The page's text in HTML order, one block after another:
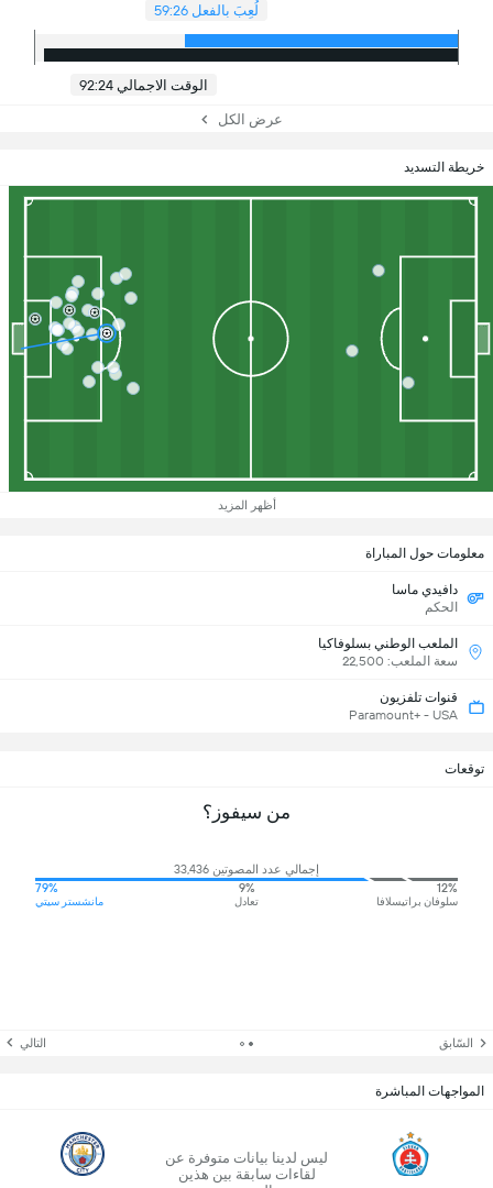
لُعِبَ بالفعل 59:26
الوقت الاجمالي 92:24
عرض الكل
خريطة التسديد
أظهر المزيد
معلومات حول المباراة
دافيدي ماسا
الحكم
الملعب الوطني بسلوفاكيا
سعة الملعب: 22,500
قنوات تلفزيون
Paramount+ - USA
توقعات
من سيفوز؟
إجمالي عدد المصوتين 33,436
12%
سلوفان براتيسلافا
9%
تعادل
79%
مانشستر سيتي
السّابق التالي
المواجهات المباشرة
ليس لدينا بيانات متوفرة عن
لقاءات سابقة بين هذين